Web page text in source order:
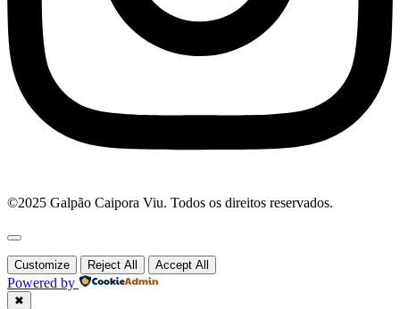
©2025 Galpão Caipora Viu. Todos os direitos reservados.
Customize Reject All Accept All
Powered by
✖